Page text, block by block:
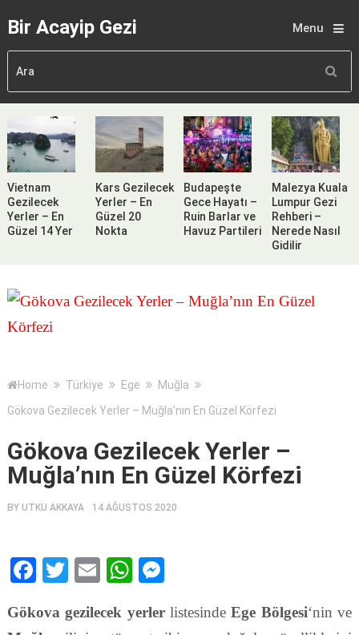
Bir Acayip Gezi Menu
Vietnam
Gezilecek
Yerler – En
Güzel 14 Yer
Kars Gezilecek
Yerler – En
Güzel 20
Nokta
Budapeşte
Gece Hayatı –
Ruin Barlar ve
Havuz Partileri
Malezya Kuala
Lumpur Gezi
Rehberi –
Nerede Nasıl
Gidilir
Home Türkiye Ege
Muğla
Gökova Gezilecek Yerler – Muğla’nın En Güzel Körfezi
Gökova Gezilecek Yerler –
Muğla’nın En Güzel Körfezi
BY UTKU AKKAYA 14 AĞUSTOS 2020
Facebook
TwitterEmailWhatsApp
Gökova gezilecek yerlerlistesindeEge Bölgesi‘nin ve